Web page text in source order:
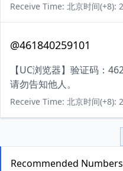
Receive Time: 北京时间(+8):
@461840259101
【UC浏览器】验证码：
请勿告知他人。
Receive Time: 北京时间(+8):
Recommended Numbers